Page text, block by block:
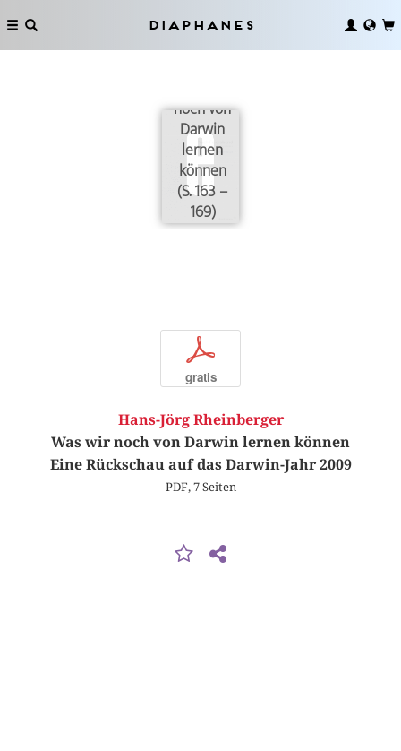
Diaphanes
noch von
Darwin
lernen
können
(S. 163 –
169)
p
gratis
Hans-Jörg Rheinberger
Was wir noch von Darwin lernen können
Eine Rückschau auf das Darwin-Jahr 2009
PDF, 7 Seiten